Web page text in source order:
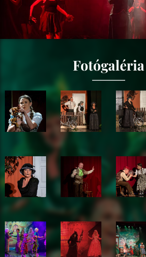
Fotógaléria